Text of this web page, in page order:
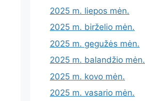
2025 m. liepos mėn.
2025 m. birželio mėn.
2025 m. gegužės mėn.
2025 m. balandžio mėn.
2025 m. kovo mėn.
2025 m. vasario mėn.